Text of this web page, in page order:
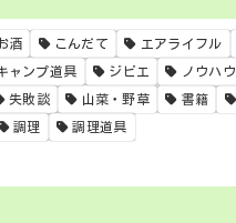
酒 こんだて エアライフル
ャンプ道具 ジビエ ノウハウ
失敗談 山菜・野草 書籍
調理 調理道具